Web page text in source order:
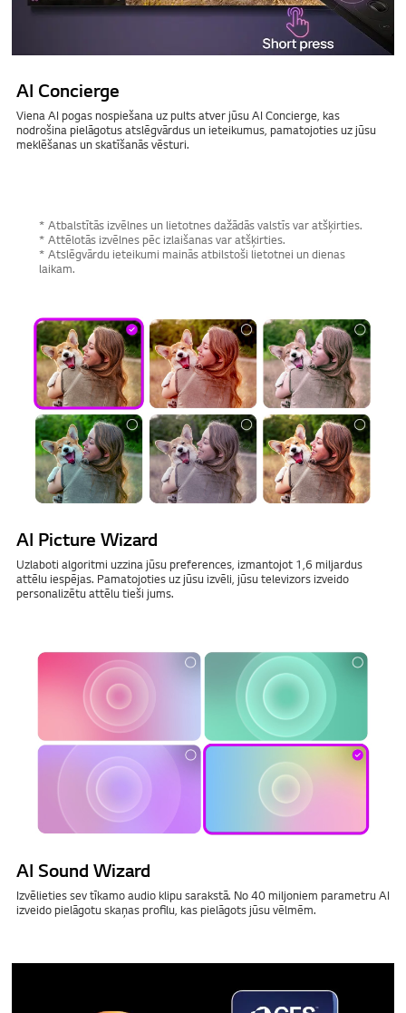
AI Concierge
Viena AI pogas nospiešana uz pults atver jūsu AI Concierge, kas
nodrošina pielāgotus atslēgvārdus un ieteikumus, pamatojoties uz jūsu
meklēšanas un skatīšanās vēsturi.
* Atbalstītās izvēlnes un lietotnes dažādās valstīs var atšķirties.
* Attēlotās izvēlnes pēc izlaišanas var atšķirties.
* Atslēgvārdu ieteikumi mainās atbilstoši lietotnei un dienas
laikam.
AI Picture Wizard
Uzlaboti algoritmi uzzina jūsu preferences, izmantojot 1,6 miljardus
attēlu iespējas. Pamatojoties uz jūsu izvēli, jūsu televizors izveido
personalizētu attēlu tieši jums.
AI Sound Wizard
Izvēlieties sev tīkamo audio klipu sarakstā. No 40 miljoniem parametru AI
izveido pielāgotu skaņas profilu, kas pielāgots jūsu vēlmēm.